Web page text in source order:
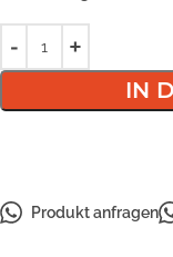
IN
Produkt anfragen